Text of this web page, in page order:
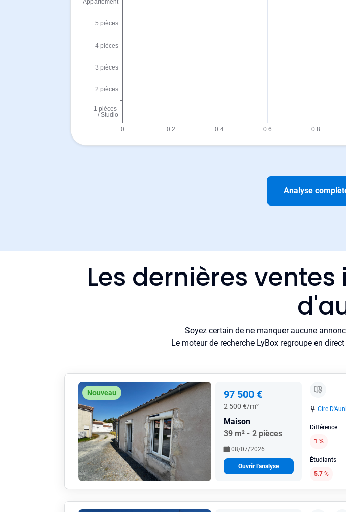
Analyse
Les dernières
Soyez certain de ne manquer aucune
Le moteur de recherche LyBox regroupe en
Nouveau 97 500 €
2 500 €/m²
Maison
39 m² - 2 pièces
08/07/2026
Ouvrir l'analyse
Cire-
Différence
1 %
Étudiants
5.7 %